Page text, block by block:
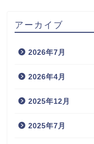
アーカイブ
2026年7月
2026年4月
2025年12月
2025年7月